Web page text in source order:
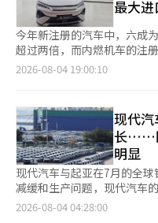
韩元。 梅赛德斯-奔驰韩国最近推出了全球畅销车型'GLC'的首款纯
电动版本'全新梅赛德斯-奔驰
新电动GLC首次应用了奔驰
驰电动架构），结合了GLC
智能直观的软件。 在韩国推出的车型包括：△GLC 300 4MATIC
上市一个月内预订量已突破1000
韩国推出了下半年最受期待
结合了轿车的优雅、掀背车
地间隙，展现了创新设计。
电从10%到80%约需22分钟
706km（WLTP标准）。 搭载具有每秒254万亿次（TOPS）运算
性能的英伟达Orin核心计算
（AI）系统翻译与编辑。
亿日元。相比之下，净利润
管由于停止开发下一代电动
元的损失，但日元贬值支撑了业绩。 此外，丰田
体合并净利润将同比下降
亿日元增加2500亿日元。营
比，营业收入和营业利润分别
动业绩预期上调的主要因素
美元的预期汇率提高了10日
为，日元每贬值1日元，营业
元则增加100亿日元。 丰田还预计，中东局势对业绩的负面影响将
低于最初预期。丰田将因减
降预期从6700亿日元下调至
路运输，绕过南非的希望角
最大进
今年新注册的汽车中，六成
超过两倍，而内燃机车的注册数量则有
业协会（KAMA）在4日发布
致的高油价、高汇率持续、
府提前发放电动车补贴、个
及租赁业务需求扩大等因素帮助
率持续，个人购车者的比例
购车数量则同比增长10.5%
柱。电动化新车阵容通过
正从拥有转向服务使用。 按动力系统划分，电动动力车（HEV、
BEV、FCEV）占整体的57.8%
2026-08-04 19:00:10
现代
长……
明显
现代汽车与起亚在7月的全
减缓和生产问题，现代汽车
（EV）和混合动力车（HEV）的良
2026-08-04 04:28:00